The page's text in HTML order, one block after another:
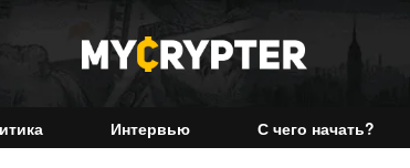
Интервью С чего начать?